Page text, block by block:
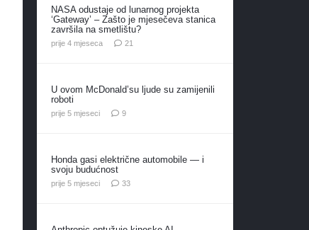
NASA odustaje od lunarnog projekta
‘Gateway’ – Zašto je mjesečeva stanica
završila na smetlištu?
prije 4 mjeseca 21
U ovom McDonald’su ljude su zamijenili
roboti
prije 5 mjeseci 9komentara
Honda gasi električne automobile — i
svoju budućnost
prije 5 mjeseci 33komentara